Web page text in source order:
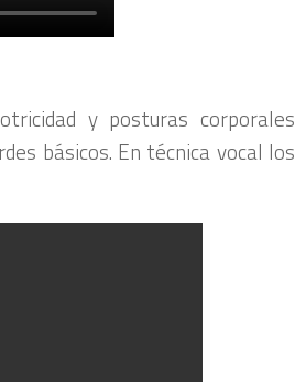
y posturas corporales
básicos. En técnica vocal los